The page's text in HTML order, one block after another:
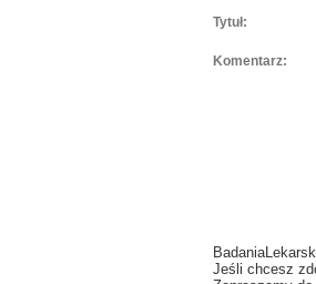
Tytuł:
Komentarz:
Jeśli chcesz